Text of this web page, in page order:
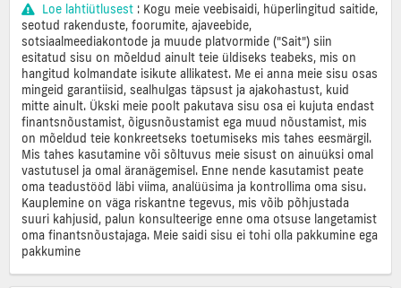
Loe lahtiütlusest : Kogu meie veebisaidi, hüperlingitud saitide,
seotud rakenduste, foorumite, ajaveebide,
sotsiaalmeediakontode ja muude platvormide ("Sait") siin
esitatud sisu on mõeldud ainult teie üldiseks teabeks, mis on
hangitud kolmandate isikute allikatest. Me ei anna meie sisu osas
mingeid garantiisid, sealhulgas täpsust ja ajakohastust, kuid
mitte ainult. Ükski meie poolt pakutava sisu osa ei kujuta endast
finantsnõustamist, õigusnõustamist ega muud nõustamist, mis
on mõeldud teie konkreetseks toetumiseks mis tahes eesmärgil.
Mis tahes kasutamine või sõltuvus meie sisust on ainuüksi omal
vastutusel ja omal äranägemisel. Enne nende kasutamist peate
oma teadustööd läbi viima, analüüsima ja kontrollima oma sisu.
Kauplemine on väga riskantne tegevus, mis võib põhjustada
suuri kahjusid, palun konsulteerige enne oma otsuse langetamist
oma finantsnõustajaga. Meie saidi sisu ei tohi olla pakkumine ega
pakkumine